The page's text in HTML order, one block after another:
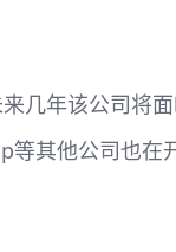
年该公司将
其他公司也在